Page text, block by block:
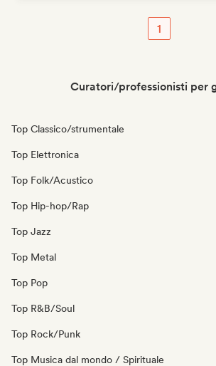
1
Curatori/professionisti per
Top Classico/strumentale
Top Elettronica
Top Folk/Acustico
Top Hip-hop/Rap
Top Jazz
Top Metal
Top Pop
Top R&B/Soul
Top Rock/Punk
Top Musica dal mondo / Spirituale